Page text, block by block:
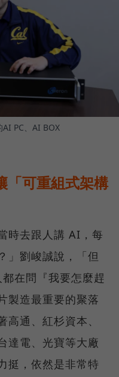
PC、AI BOX
「可重組式架構
時去跟人講 AI，每
」劉峻誠說，「但
在問『我要怎麼趕
製造最重要的聚落
通、紅杉資本、
達電、光寶等大廠
挺，依然是非常特